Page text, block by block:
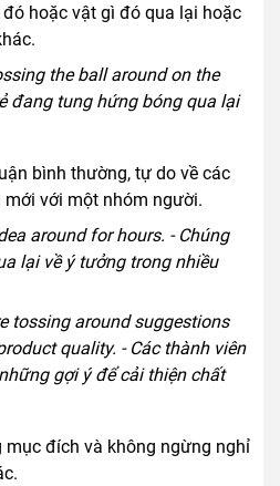
hoặc vật gì đó qua lại hoặc
the ball around on the
đang tung hứng bóng qua lại
bình thường, tự do về các
với một nhóm người.
around for hours. - Chúng
lại về ý tưởng trong nhiều
tossing around suggestions
quality. - Các thành viên
gợi ý để cải thiện chất
đích và không ngừng nghỉ